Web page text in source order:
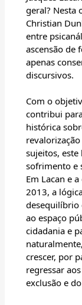
geral? Nesta
Christian
entre
ascensão de
apenas
discursivos.
Com o
contribui
histórica
sujeitos,
sofrimento e
Em Lacan e
2013, a
desequilíbrio
ao espaço
cidadania e
crescer, por
regressar
exclusão e